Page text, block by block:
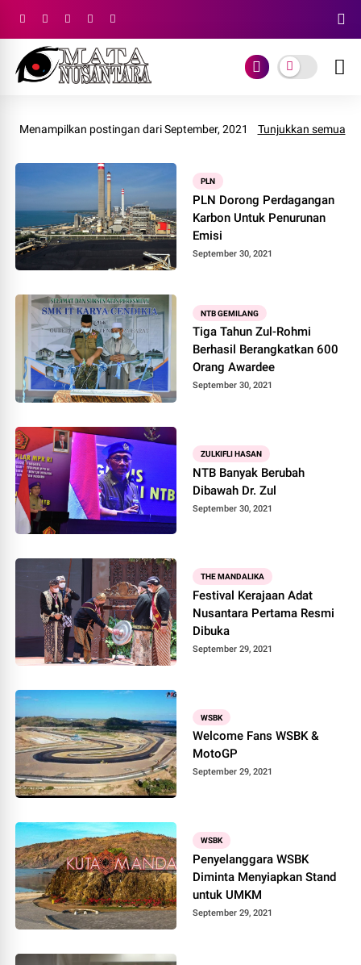
Menampilkan postingan dari September, 2021 Tunjukkan semua
PLN
PLN Dorong Perdagangan
Karbon Untuk Penurunan
Emisi
September 30, 2021
NTB GEMILANG
Tiga Tahun Zul-Rohmi
Berhasil Berangkatkan 600
Orang Awardee
September 30, 2021
ZULKIFLI HASAN
NTB Banyak Berubah
Dibawah Dr. Zul
September 30, 2021
THE MANDALIKA
Festival Kerajaan Adat
Nusantara Pertama Resmi
Dibuka
September 29, 2021
WSBK
Welcome Fans WSBK &
MotoGP
September 29, 2021
WSBK
Penyelanggara WSBK
Diminta Menyiapkan Stand
untuk UMKM
September 29, 2021